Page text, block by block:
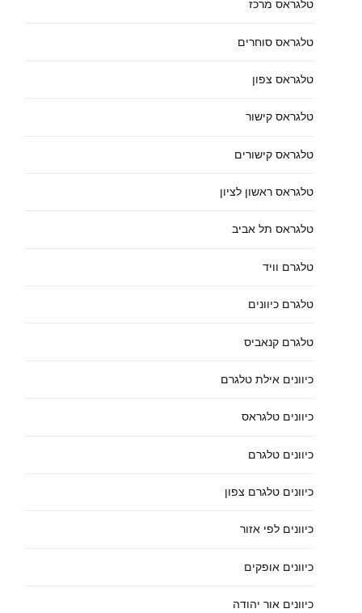
טלגראס מרכז
טלגראס סוחרים
טלגראס צפון
טלגראס קישור
טלגראס קישורים
טלגראס ראשון לציון
טלגראס תל אביב
טלגרם וויד
טלגרם כיוונים
טלגרם קנאביס
כיוונים אילת טלגרם
כיוונים טלגראס
כיוונים טלגרם
כיוונים טלגרם צפון
כיוונים לפי אזור
כיוונים אופקים
כיוונים אור יהודה